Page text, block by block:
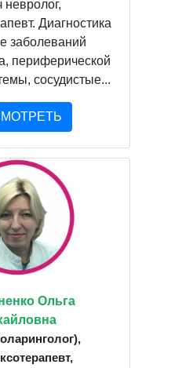
невролог,
Диагностика
заболеваний
периферической
сосудистые...
Ольга